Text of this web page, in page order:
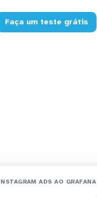
Faça um teste grátis
ADS AO GRAFANA